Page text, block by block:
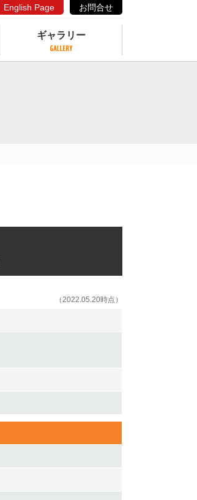
English Page お問合せ
ギャラリー
（2022.05.20時点）